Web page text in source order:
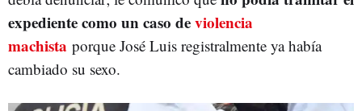
expediente como un caso deviolencia
machista porque José Luis registralmente ya había
cambiado su sexo.